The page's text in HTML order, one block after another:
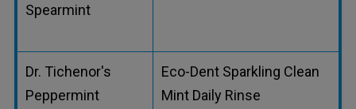
Spearmint
Dr. Tichenor's
Peppermint
Eco-Dent Sparkling Clean
Mint Daily Rinse